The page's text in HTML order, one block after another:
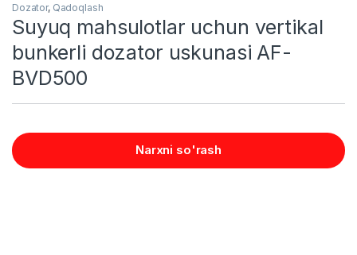
Dozator, Qadoqlash
Suyuq mahsulotlar uchun vertikal
bunkerli dozator uskunasi AF-
BVD500
Narxni so'rash